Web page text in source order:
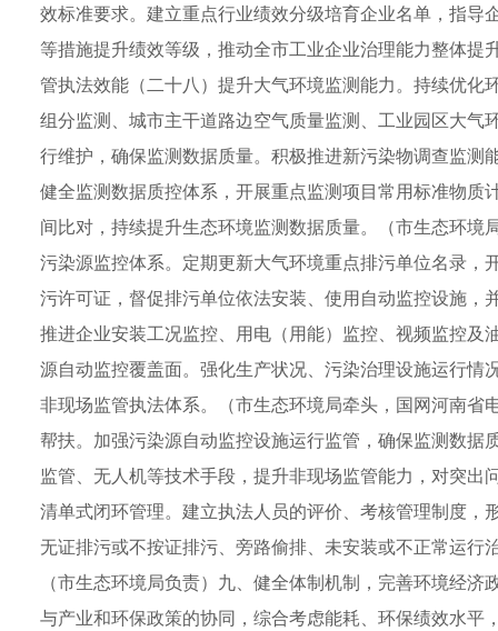
效标准要求。建立重点行业绩效分级培育企业名单，指
等措施提升绩效等级，推动全市工业企业治理能力整体
管执法效能（二十八）提升大气环境监测能力。持续优
组分监测、城市主干道路边空气质量监测、工业园区大
行维护，确保监测数据质量。积极推进新污染物调查监
健全监测数据质控体系，开展重点监测项目常用标准物质
间比对，持续提升生态环境监测数据质量。（市生态环
污染源监控体系。定期更新大气环境重点排污单位名录
污许可证，督促排污单位依法安装、使用自动监控设施
推进企业安装工况监控、用电（用能）监控、视频监控
源自动监控覆盖面。强化生产状况、污染治理设施运行
非现场监管执法体系。（市生态环境局牵头，国网河南
帮扶。加强污染源自动监控设施运行监管，确保监测数
监管、无人机等技术手段，提升非现场监管能力，对突
清单式闭环管理。建立执法人员的评价、考核管理制度
无证排污或不按证排污、旁路偷排、未安装或不正常运
（市生态环境局负责）九、健全体制机制，完善环境经
与产业和环保政策的协同，综合考虑能耗、环保绩效水